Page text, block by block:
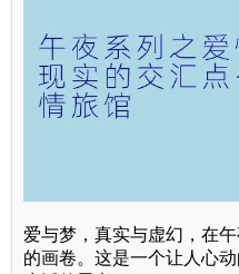
爱与梦，真实与虚幻，在
的画卷。这是一个让人心